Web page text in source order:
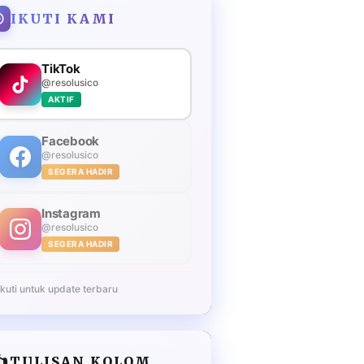
IKUTI KAMI
TikTok
@resolusico
AKTIF
Facebook
@resolusico
SEGERA HADIR
Instagram
@resolusico
SEGERA HADIR
untuk update terbaru